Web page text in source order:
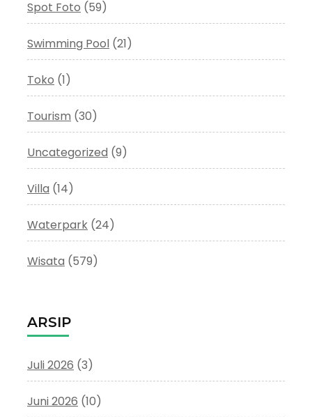
Spot Foto (59)
Swimming Pool (21)
Toko (1)
Tourism (30)
Uncategorized (9)
Villa (14)
Waterpark (24)
Wisata (579)
ARSIP
Juli 2026 (3)
Juni 2026 (10)